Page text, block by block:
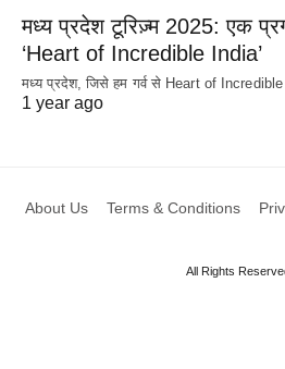
मध्य प्रदेश टूरिज़्म 2025: एक
‘Heart of Incredible India’
मध्य प्रदेश, जिसे हम गर्व से Heart of
1 year ago
About Us Terms & Conditions
All Rights